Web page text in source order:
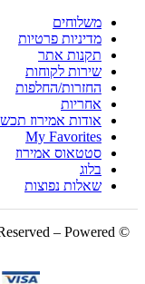
משלוחים
מדיניות פרטיות
תקנות אתר
שירות לקוחות
החזרות/החלפות
אחריות
אודות אמירוז
My Favorites
סטטאוס אמירוז
בלוג
שאלות נפוצות
© Copyright 2024
– Powered